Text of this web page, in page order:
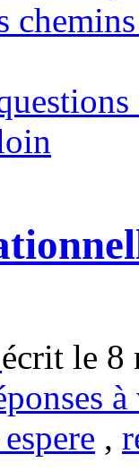
écrit le 8
,